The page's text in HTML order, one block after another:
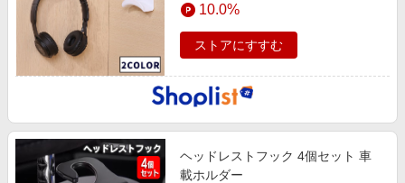
10.0%
ストアにすすむ
ヘッドレストフック 4個セット 車
載ホルダー